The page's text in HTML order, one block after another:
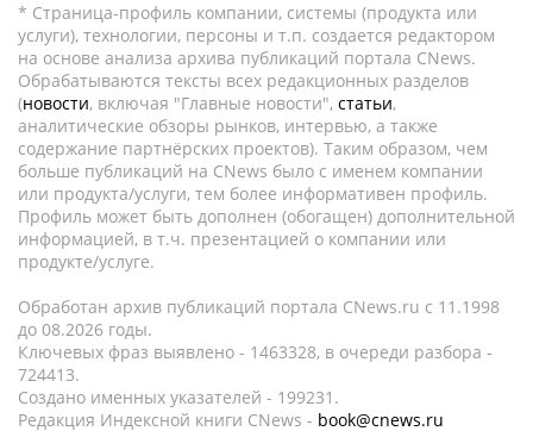
* Страница-профиль компании, системы (продукта или
услуги), технологии, персоны и т.п. создается редактором
на основе анализа архива публикаций портала CNews.
Обрабатываются тексты всех редакционных разделов
(новости, включая "Главные новости", статьи,
аналитические обзоры рынков, интервью, а также
содержание партнёрских проектов). Таким образом, чем
больше публикаций на CNews было с именем компании
или продукта/услуги, тем более информативен профиль.
Профиль может быть дополнен (обогащен) дополнительной
информацией, в т.ч. презентацией о компании или
продукте/услуге.
Обработан архив публикаций портала CNews.ru c 11.1998
до 08.2026 годы.
Ключевых фраз выявлено - 1463328, в очереди разбора -
724413.
Создано именных указателей - 199231.
Редакция Индексной книги CNews - book@cnews.ru